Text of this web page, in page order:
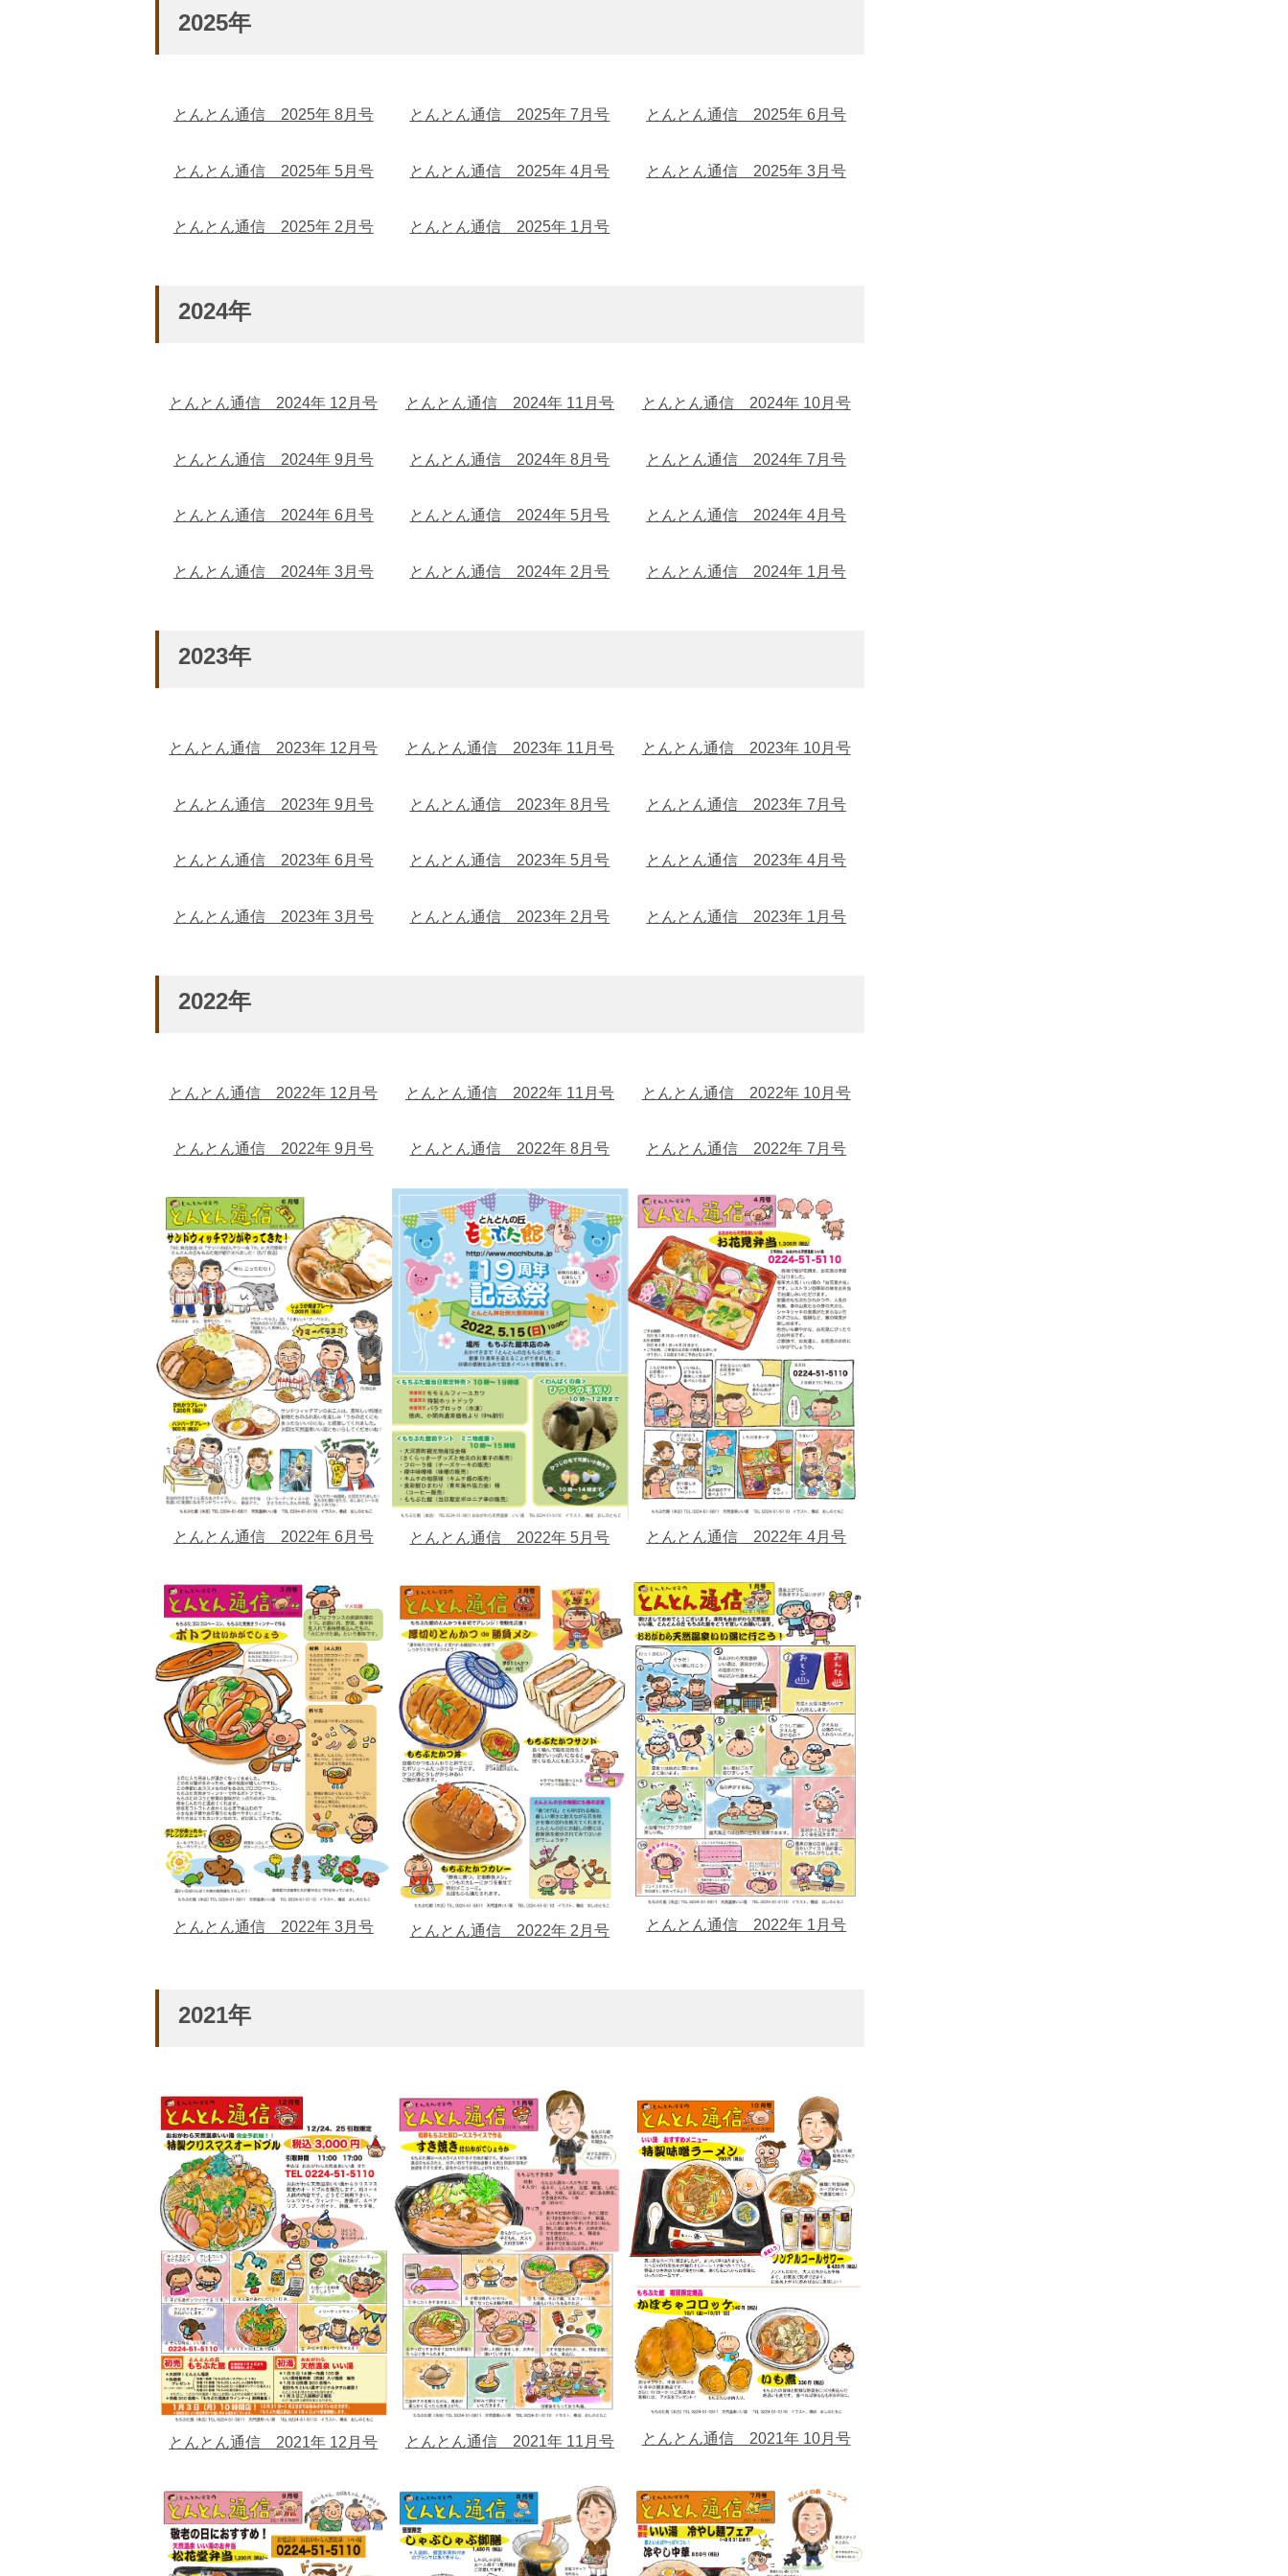
2025年
とんとん通信 2025年 8月号 とんとん通信 2025年 7月号 とんとん通信 2025年 6月号
とんとん通信 2025年 5月号 とんとん通信 2025年 4月号 とんとん通信 2025年 3月号
とんとん通信 2025年 2月号 とんとん通信 2025年 1月号
2024年
とんとん通信 2024年 12月号 とんとん通信 2024年 11月号 とんとん通信 2024年 10月号
とんとん通信 2024年 9月号 とんとん通信 2024年 8月号 とんとん通信 2024年 7月号
とんとん通信 2024年 6月号 とんとん通信 2024年 5月号 とんとん通信 2024年 4月号
とんとん通信 2024年 3月号 とんとん通信 2024年 2月号 とんとん通信 2024年 1月号
2023年
とんとん通信 2023年 12月号 とんとん通信 2023年 11月号 とんとん通信 2023年 10月号
とんとん通信 2023年 9月号 とんとん通信 2023年 8月号 とんとん通信 2023年 7月号
とんとん通信 2023年 6月号 とんとん通信 2023年 5月号 とんとん通信 2023年 4月号
とんとん通信 2023年 3月号 とんとん通信 2023年 2月号 とんとん通信 2023年 1月号
2022年
とんとん通信 2022年 12月号 とんとん通信 2022年 11月号 とんとん通信 2022年 10月号
とんとん通信 2022年 9月号 とんとん通信 2022年 8月号 とんとん通信 2022年 7月号
とんとん通信 2022年 6月号 とんとん通信 2022年 5月号 とんとん通信 2022年 4月号
とんとん通信 2022年 3月号 とんとん通信 2022年 2月号 とんとん通信 2022年 1月号
2021年
とんとん通信 2021年 12月号 とんとん通信 2021年 11月号 とんとん通信 2021年 10月号